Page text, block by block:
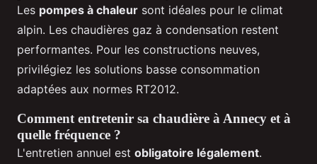
Les pompes à chaleur sont idéales pour le climat
alpin. Les chaudières gaz à condensation restent
performantes. Pour les constructions neuves,
privilégiez les solutions basse consommation
adaptées aux normes RT2012.
Comment entretenir sa chaudière à Annecy et à
quelle fréquence ?
L'entretien annuel est obligatoire légalement.